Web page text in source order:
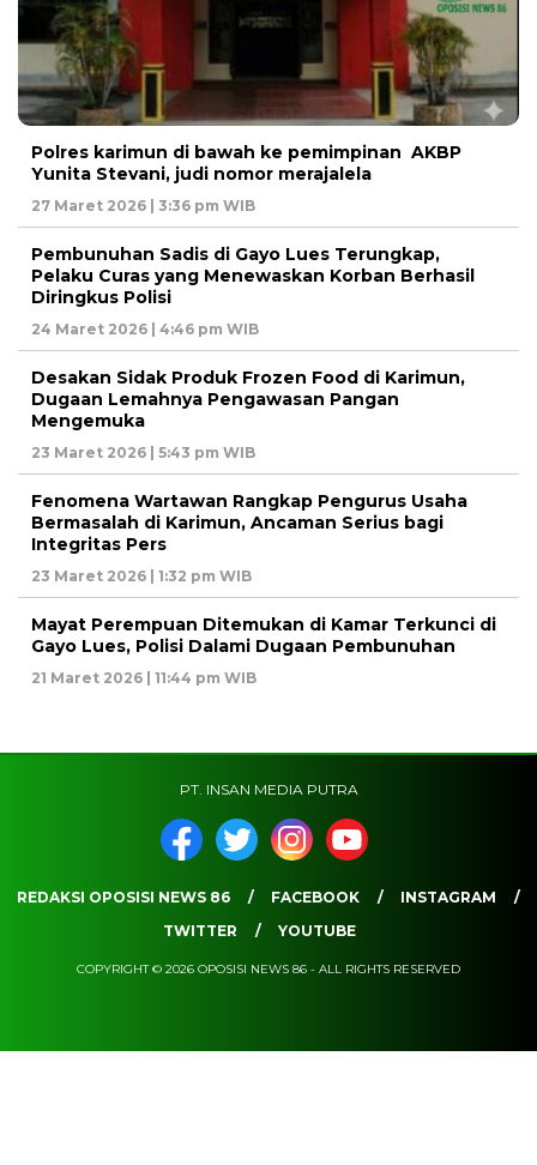
Polres karimun di bawah ke pemimpinan AKBP
Yunita Stevani, judi nomor merajalela
27 Maret 2026 | 3:36 pm WIB
Pembunuhan Sadis di Gayo Lues Terungkap,
Pelaku Curas yang Menewaskan Korban Berhasil
Diringkus Polisi
24 Maret 2026 | 4:46 pm WIB
Desakan Sidak Produk Frozen Food di Karimun,
Dugaan Lemahnya Pengawasan Pangan
Mengemuka
23 Maret 2026 | 5:43 pm WIB
Fenomena Wartawan Rangkap Pengurus Usaha
Bermasalah di Karimun, Ancaman Serius bagi
Integritas Pers
23 Maret 2026 | 1:32 pm WIB
Mayat Perempuan Ditemukan di Kamar Terkunci di
Gayo Lues, Polisi Dalami Dugaan Pembunuhan
21 Maret 2026 | 11:44 pm WIB
PT. INSAN MEDIA PUTRA
REDAKSI OPOSISI NEWS 86 FACEBOOK
INSTAGRAM
TWITTER
YOUTUBE
COPYRIGHT © 2026 OPOSISI NEWS 86 - ALL RIGHTS RESERVED